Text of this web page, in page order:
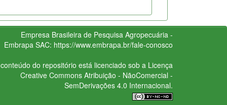
Empresa Brasileira de Pesquisa Agropecuária -
Embrapa SAC: https://www.embrapa.br/fale-conosco
do repositório está licenciado sob a Licença
Creative CommonsAtribuição - NãoComercial -
SemDerivações 4.0 Internacional.